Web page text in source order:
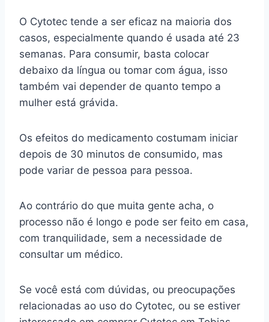
O Cytotec tende a ser eficaz na maioria dos
casos, especialmente quando é usada até 23
semanas. Para consumir, basta colocar
debaixo da língua ou tomar com água, isso
também vai depender de quanto tempo a
mulher está grávida.
Os efeitos do medicamento costumam iniciar
depois de 30 minutos de consumido, mas
pode variar de pessoa para pessoa.
Ao contrário do que muita gente acha, o
processo não é longo e pode ser feito em casa,
com tranquilidade, sem a necessidade de
consultar um médico.
Se você está com dúvidas, ou preocupações
relacionadas ao uso do Cytotec, ou se estiver